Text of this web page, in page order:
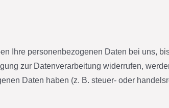
Ihre personenbezogenen Daten bei uns,
zur Datenverarbeitung widerrufen,
Daten haben (z. B. steuer- oder